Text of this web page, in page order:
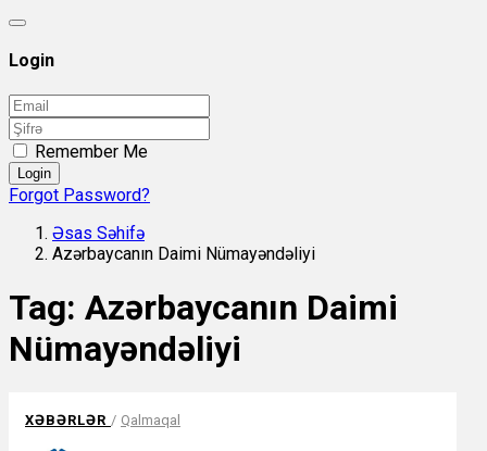
Login
Remember Me
Login
Forgot Password?
Əsas Səhifə
Azərbaycanın Daimi Nümayəndəliyi
Tag: Azərbaycanın Daimi
Nümayəndəliyi
XƏBƏRLƏR / Qalmaqal